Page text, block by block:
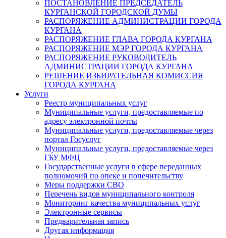
ПОСТАНОВЛЕНИЕ ПРЕДСЕДАТЕЛЬ
КУРГАНСКОЙ ГОРОДСКОЙ ДУМЫ
РАСПОРЯЖЕНИЕ АДМИНИСТРАЦИИ ГОРОДА
КУРГАНА
РАСПОРЯЖЕНИЕ ГЛАВА ГОРОДА КУРГАНА
РАСПОРЯЖЕНИЕ МЭР ГОРОДА КУРГАНА
РАСПОРЯЖЕНИЕ РУКОВОДИТЕЛЬ
АДМИНИСТРАЦИИ ГОРОДА КУРГАНА
РЕШЕНИЕ ИЗБИРАТЕЛЬНАЯ КОМИССИЯ
ГОРОДА КУРГАНА
Услуги
Реестр муниципальных услуг
Муниципальные услуги, предоставляемые по
адресу электронной почты
Муниципальные услуги, предоставляемые через
портал Госуслуг
Муниципальные услуги, предоставляемые через
ГБУ МФЦ
Государственные услуги в сфере переданных
полномочий по опеке и попечительству
Меры поддержки СВО
Перечень видов муниципального контроля
Мониторинг качества муниципальных услуг
Электронные сервисы
Предварительная запись
Другая информация